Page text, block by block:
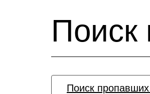
Поиск
Поиск